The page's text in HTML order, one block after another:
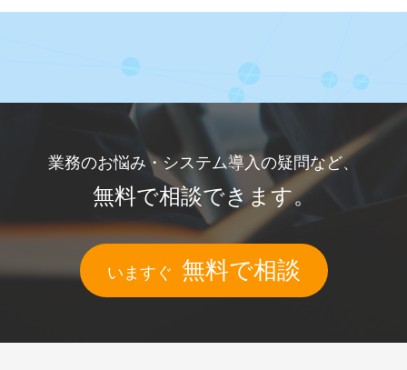
業務のお悩み・システム導入の疑問など、
無料で相談できます。
いますぐ 無料で相談